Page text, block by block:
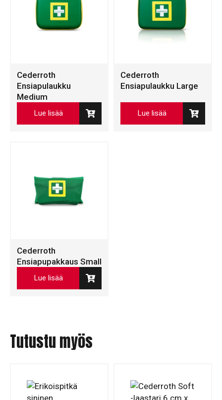
Cederroth
Ensiapulaukku
Medium
Lue lisää
Cederroth
Ensiapulaukku Large
Lue lisää
Cederroth
Ensiapupakkaus Small
Lue lisää
Tutustu myös